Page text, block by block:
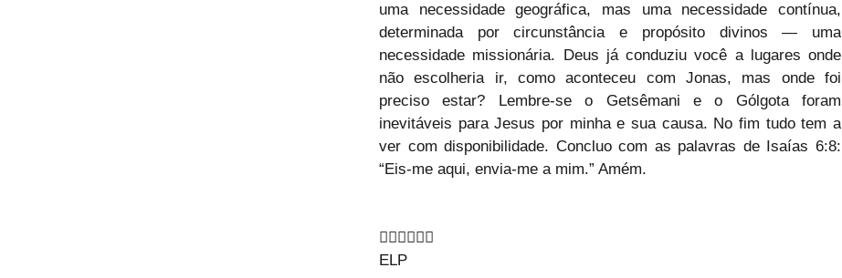
uma necessidade geográfica, mas uma necessidade contínua,
determinada por circunstância e propósito divinos — uma
necessidade missionária. Deus já conduziu você a lugares onde
não escolheria ir, como aconteceu com Jonas, mas onde foi
preciso estar? Lembre-se o Getsêmani e o Gólgota foram
inevitáveis para Jesus por minha e sua causa. No fim tudo tem a
ver com disponibilidade. Concluo com as palavras de Isaías 6:8:
“Eis-me aqui, envia-me a mim.” Amém.
🙇‍♂🙇‍♂🙇‍♂
ELP